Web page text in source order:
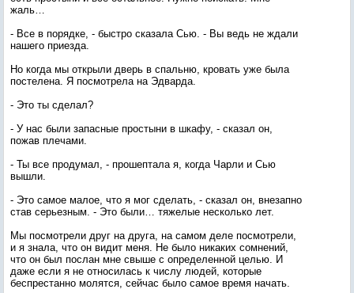
жаль…
- Все в порядке, - быстро сказала Сью. - Вы ведь не ждали
нашего приезда.
Но когда мы открыли дверь в спальню, кровать уже была
постелена. Я посмотрела на Эдварда.
- Это ты сделал?
- У нас были запасные простыни в шкафу, - сказал он,
пожав плечами.
- Ты все продумал, - прошептала я, когда Чарли и Сью
вышли.
- Это самое малое, что я мог сделать, - сказал он, внезапно
став серьезным. - Это были… тяжелые несколько лет.
Мы посмотрели друг на друга, на самом деле посмотрели,
и я знала, что он видит меня. Не было никаких сомнений,
что он был послан мне свыше с определенной целью. И
даже если я не относилась к числу людей, которые
беспрестанно молятся, сейчас было самое время начать.